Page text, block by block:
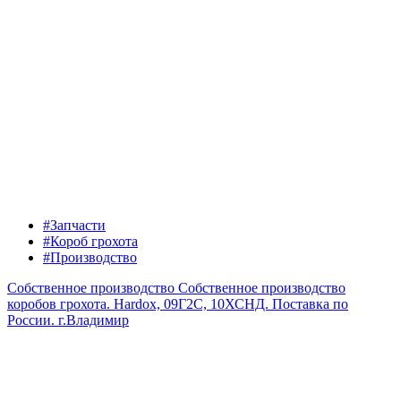
#Запчасти
#Короб грохота
#Производство
Собственное производство Собственное производство
коробов грохота. Hardox, 09Г2С, 10ХСНД. Поставка по
России. г.Владимир